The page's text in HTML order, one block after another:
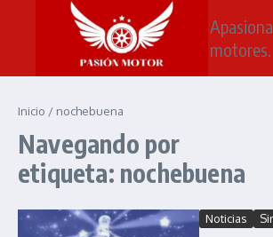
Saltar al contenido
motores.
Inicio / nochebuena
Navegando por
etiqueta: nochebuena
Noticias